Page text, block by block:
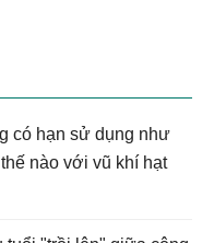
có hạn sử dụng như
nào với vũ khí hạt